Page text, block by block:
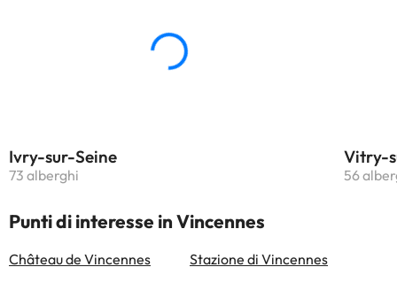
struttura.La struttura non è
disponibile per feste di addio al
nubilato/celibato o simili. Struttura
Ivry-sur-Seine
73 alberghi
Vitry-
56
Punti di interesse in Vincennes
Château de Vincennes Stazione di Vincennes